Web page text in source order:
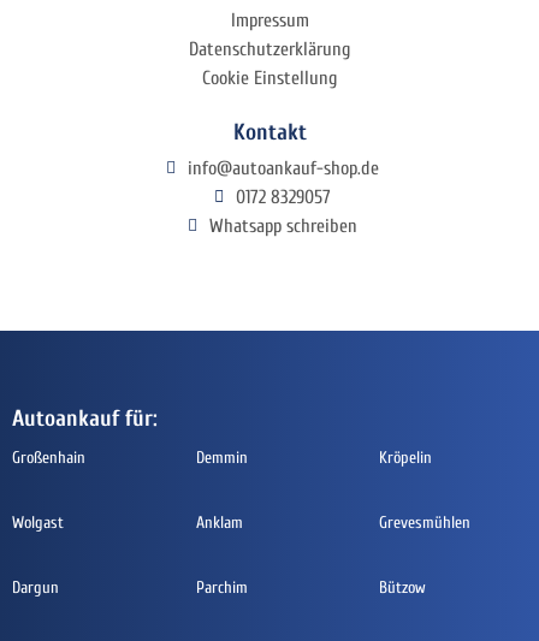
Impressum
Datenschutzerklärung
Cookie Einstellung
Kontakt
info@autoankauf-shop.de
0172 8329057
Whatsapp schreiben
Autoankauf für:
Großenhain Demmin Kröpelin
Wolgast Anklam Grevesmühlen
Dargun Parchim Bützow